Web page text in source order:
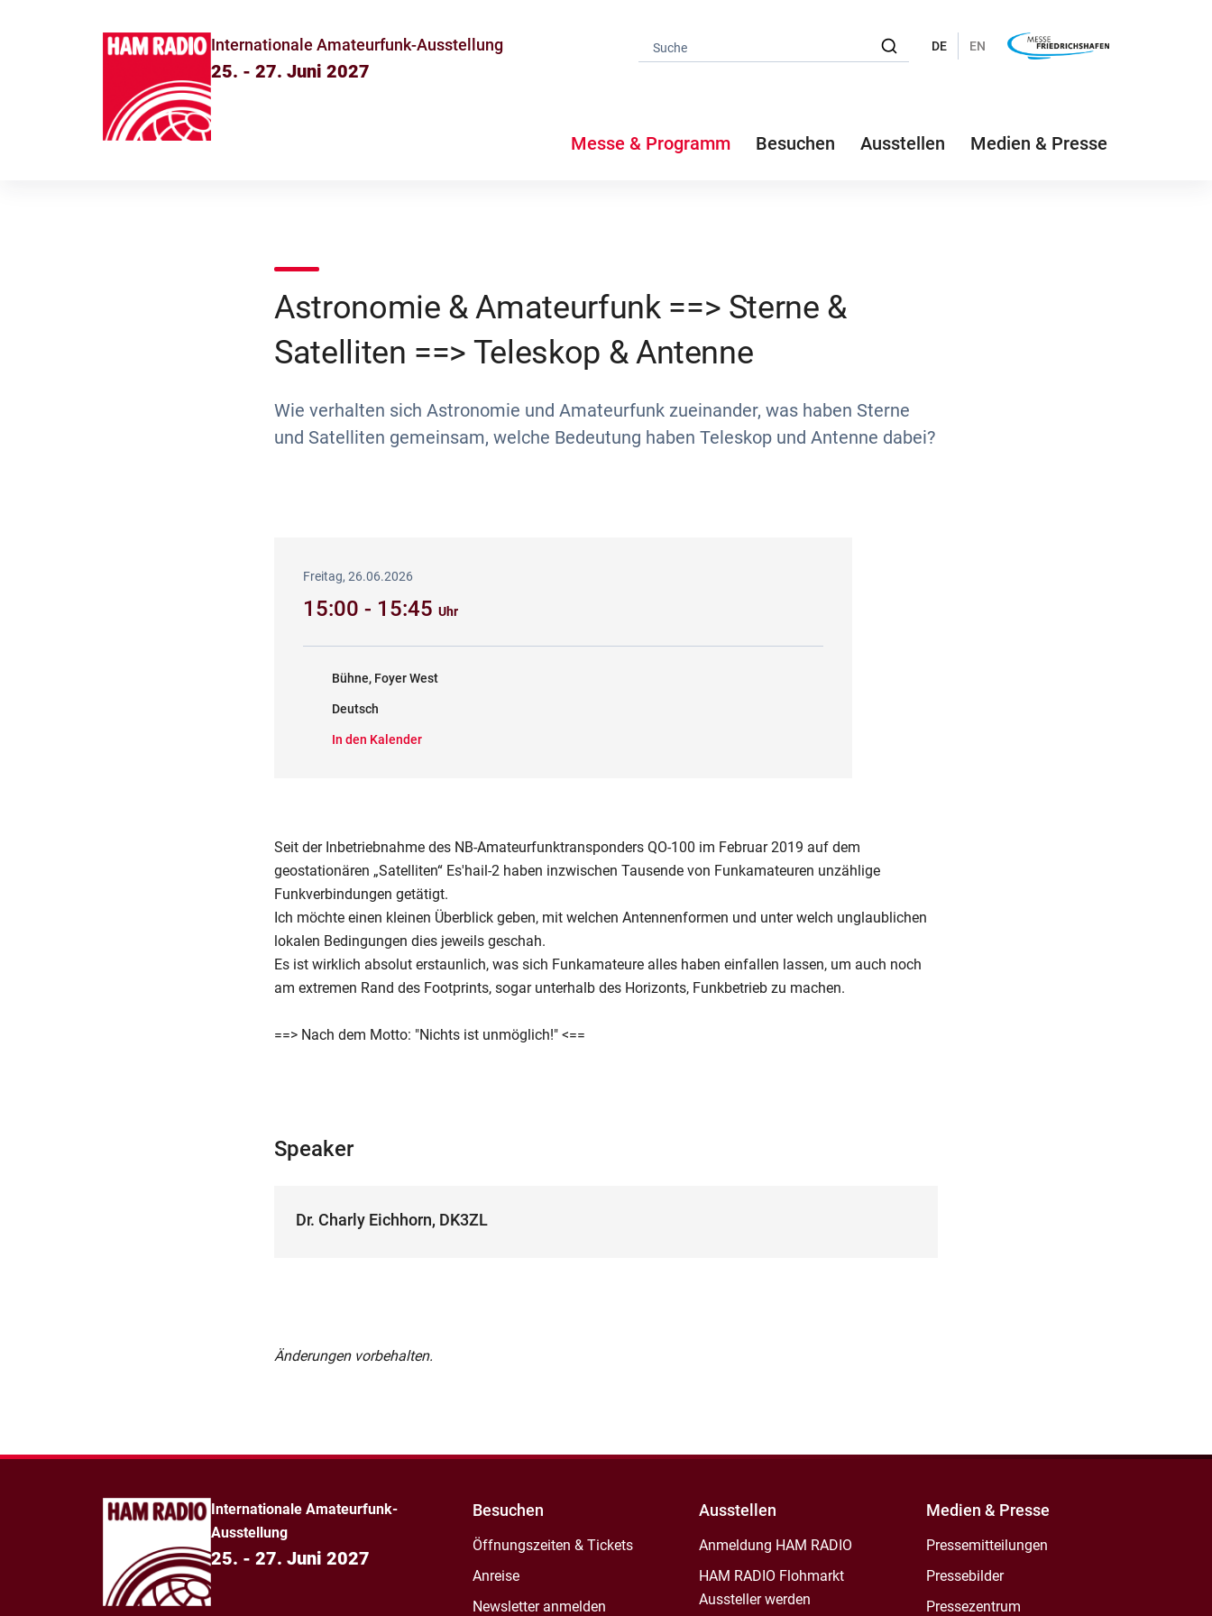
Internationale Amateurfunk-Ausstellung
25. - 27. Juni 2027
DE EN
Messe & Programm Besuchen Ausstellen Medien & Presse
Astronomie & Amateurfunk ==> Sterne &
Satelliten ==> Teleskop & Antenne
Wie verhalten sich Astronomie und Amateurfunk zueinander, was haben Sterne
und Satelliten gemeinsam, welche Bedeutung haben Teleskop und Antenne dabei?
Freitag, 26.06.2026
15:00 - 15:45 Uhr
Bühne, Foyer West
Deutsch
In den Kalender
Seit der Inbetriebnahme des NB-Amateurfunktransponders QO-100 im Februar 2019 auf dem
geostationären „Satelliten“ Es'hail-2 haben inzwischen Tausende von Funkamateuren unzählige
Funkverbindungen getätigt.
Ich möchte einen kleinen Überblick geben, mit welchen Antennenformen und unter welch unglaublichen
lokalen Bedingungen dies jeweils geschah.
Es ist wirklich absolut erstaunlich, was sich Funkamateure alles haben einfallen lassen, um auch noch
am extremen Rand des Footprints, sogar unterhalb des Horizonts, Funkbetrieb zu machen.
==> Nach dem Motto: "Nichts ist unmöglich!" <==
Speaker
Dr. Charly Eichhorn, DK3ZL
Änderungen vorbehalten.
Internationale Amateurfunk-
Ausstellung
25. - 27. Juni 2027
Besuchen
Öffnungszeiten & Tickets
Anreise
Newsletter anmelden
Ausstellen
Anmeldung HAM RADIO
HAM RADIO Flohmarkt
Aussteller werden
Medien & Presse
Pressemitteilungen
Pressebilder
Pressezentrum